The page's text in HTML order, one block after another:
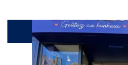
Galerie